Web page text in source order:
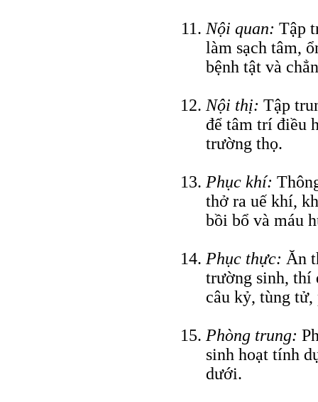
Nội quan: Tập
làm sạch tâm,
bệnh tật và
Nội thị: Tập
để tâm trí điều
trường thọ.
Phục khí:
thở ra uế khí,
bồi bổ và máu
Phục thực: Ăn
trường sinh, thí
câu kỷ, tùng tử,
Phòng trung:
sinh hoạt tính
dưới.